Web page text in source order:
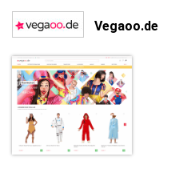
Vegaoo.de